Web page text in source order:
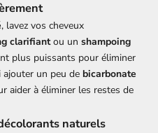
, lavez vos cheveux
clarifiantou un shampoing
plus puissants pour éliminer
ajouter un peu de bicarbonate
aider à éliminer les restes de
naturels